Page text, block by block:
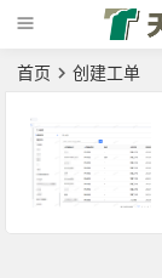
首页 创建工单